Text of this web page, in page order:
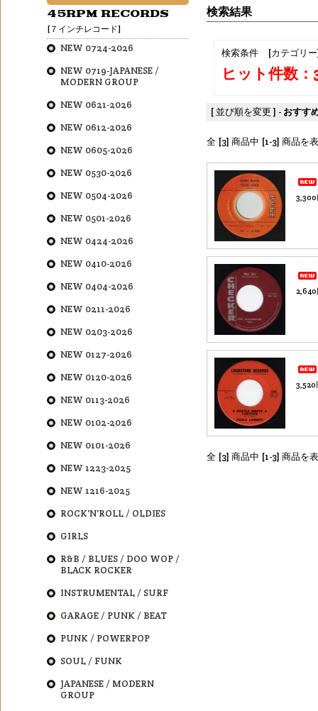
検索結果
検索条件 [カテゴリ
ヒット件数：
[ 並び順を変更 ] - おすす
全 [3] 商品中 [1-3] 商品を
2,640
3,520
全 [3] 商品中 [1-3] 商品を
45RPM RECORDS
[７インチレコード]
NEW 0724-2026
NEW 0719-JAPANESE /
MODERN GROUP
NEW 0621-2026
NEW 0612-2026
NEW 0605-2026
NEW 0530-2026
NEW 0504-2026
NEW 0501-2026
NEW 0424-2026
NEW 0410-2026
NEW 0404-2026
NEW 0211-2026
NEW 0203-2026
NEW 0127-2026
NEW 0120-2026
NEW 0113-2026
NEW 0102-2026
NEW 0101-2026
NEW 1223-2025
NEW 1216-2025
ROCK'N'ROLL / OLDIES
GIRLS
R&B / BLUES / DOO WOP /
BLACK ROCKER
INSTRUMENTAL / SURF
GARAGE / PUNK / BEAT
PUNK / POWERPOP
SOUL / FUNK
JAPANESE / MODERN
GROUP